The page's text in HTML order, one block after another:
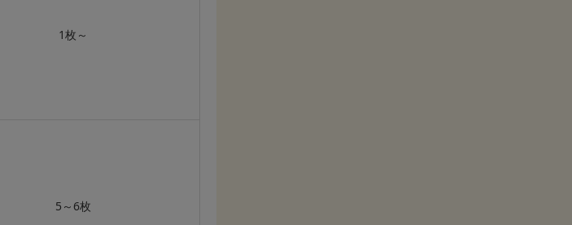
1枚～
5～6枚